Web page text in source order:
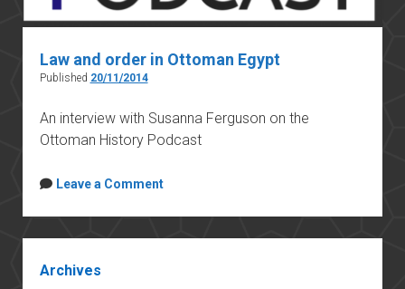
Law and order in Ottoman Egypt
Published 20/11/2014
An interview with Susanna Ferguson on the
Ottoman History Podcast
Leave a Comment
Archives